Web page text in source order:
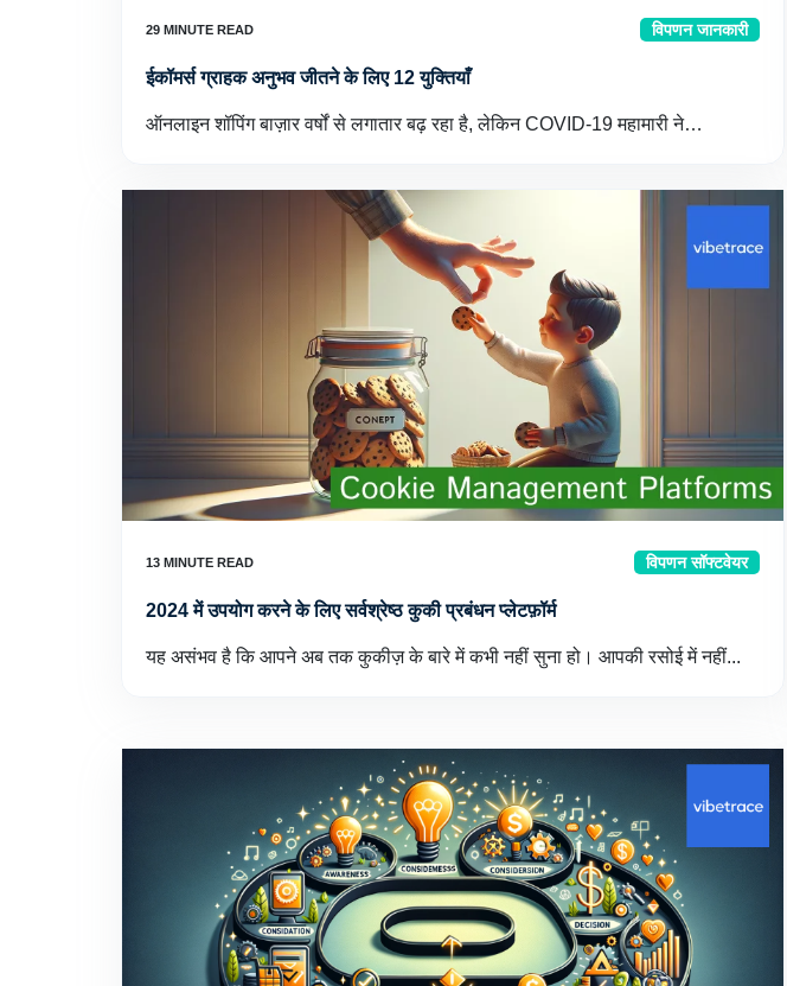
विपणन जानकारी
ईकॉमर्स ग्राहक अनुभव जीतने के लिए 12 युक्तियाँ
ऑनलाइन शॉपिंग बाज़ार वर्षों से लगातार बढ़ रहा है, लेकिन COVID-19 महामारी ने…
विपणन सॉफ्टवेयर
2024 में उपयोग करने के लिए सर्वश्रेष्ठ कुकी प्रबंधन प्लेटफ़ॉर्म
यह असंभव है कि आपने अब तक कुकीज़ के बारे में कभी नहीं सुना हो। आपकी रसोई में नहीं...